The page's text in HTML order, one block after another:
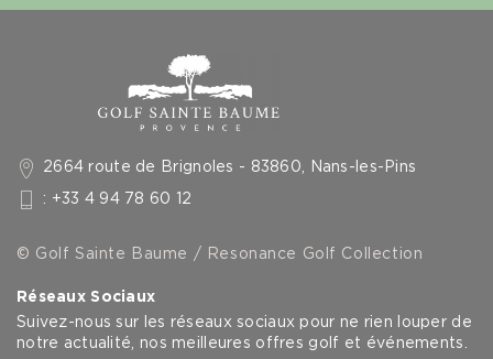
2664 route de Brignoles - 83860, Nans-les-Pins
: +33 4 94 78 60 12
© Golf Sainte Baume / Resonance Golf Collection
Réseaux Sociaux
Suivez-nous sur les réseaux sociaux pour ne rien louper de
notre actualité, nos meilleures offres golf et événements.